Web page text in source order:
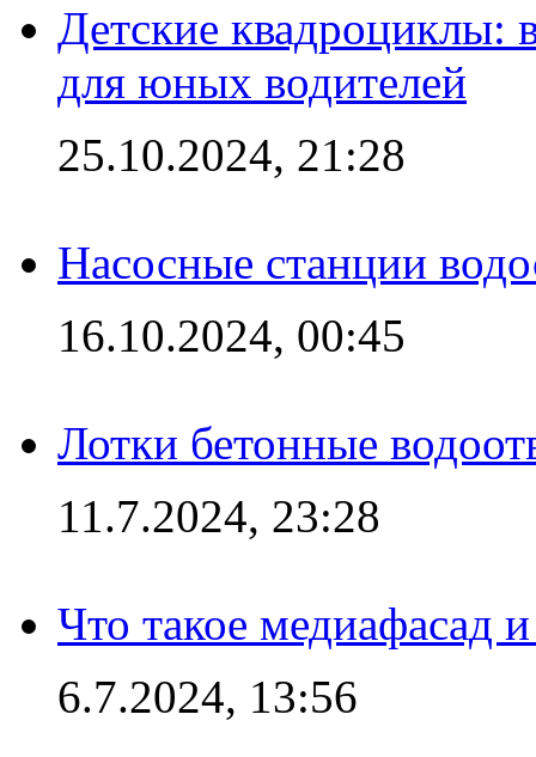
Детские квадроциклы:
для юных водителей
25.10.2024, 21:28
Насосные станции
16.10.2024, 00:45
Лотки бетонные
11.7.2024, 23:28
Что такое медиафасад
6.7.2024, 13:56